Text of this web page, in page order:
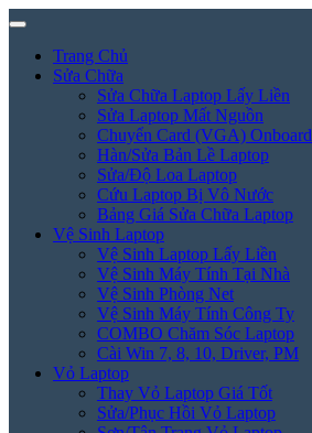
Trang Chủ
Sửa Chữa
Sửa Chữa Laptop Lấy Liền
Sửa Laptop Mất Nguồn
Chuyển Card (VGA) Onboard
Hàn/Sửa Bản Lề Laptop
Sửa/Độ Loa Laptop
Cứu Laptop Bị Vô Nước
Bảng Giá Sửa Chữa Laptop
Vệ Sinh Laptop
Vệ Sinh Laptop Lấy Liền
Vệ Sinh Máy Tính Tại Nhà
Vệ Sinh Phòng Net
Vệ Sinh Máy Tính Công Ty
COMBO Chăm Sóc Laptop
Cài Win 7, 8, 10, Driver, PM
Vỏ Laptop
Thay Vỏ Laptop Giá Tốt
Sửa/Phục Hồi Vỏ Laptop